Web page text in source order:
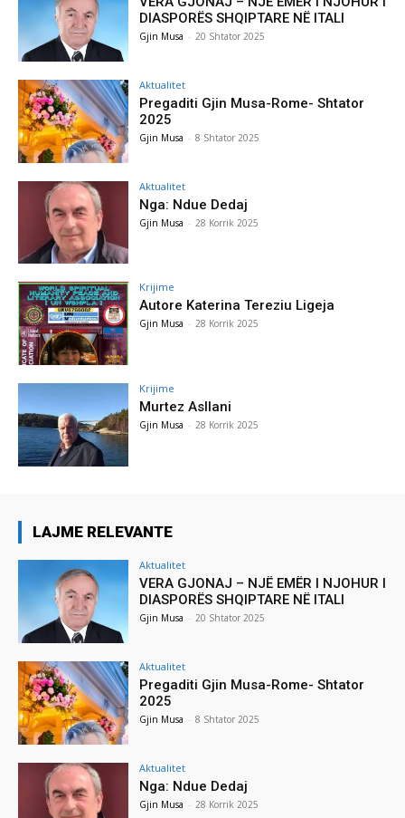
DIASPORËS SHQIPTARE NË ITALI
Gjin Musa - 20 Shtator 2025
Aktualitet
Pregaditi Gjin Musa-Rome- Shtator
2025
Gjin Musa - 8 Shtator 2025
Aktualitet
Nga: Ndue Dedaj
Gjin Musa - 28 Korrik 2025
Krijime
Autore Katerina Tereziu Ligeja
Gjin Musa - 28 Korrik 2025
Krijime
Murtez Asllani
Gjin Musa - 28 Korrik 2025
LAJME RELEVANTE
Aktualitet
VERA GJONAJ – NJË EMËR I NJOHUR I
DIASPORËS SHQIPTARE NË ITALI
Gjin Musa - 20 Shtator 2025
Aktualitet
Pregaditi Gjin Musa-Rome- Shtator
2025
Gjin Musa - 8 Shtator 2025
Aktualitet
Nga: Ndue Dedaj
Gjin Musa - 28 Korrik 2025